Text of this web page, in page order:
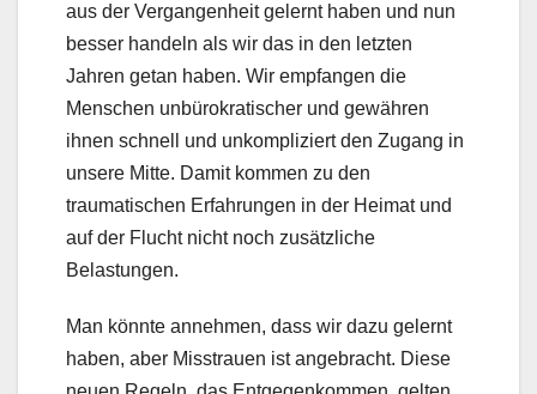
aus der Vergangenheit gelernt haben und nun
besser handeln als wir das in den letzten
Jahren getan haben. Wir empfangen die
Menschen unbürokratischer und gewähren
ihnen schnell und unkompliziert den Zugang in
unsere Mitte. Damit kommen zu den
traumatischen Erfahrungen in der Heimat und
auf der Flucht nicht noch zusätzliche
Belastungen.
Man könnte annehmen, dass wir dazu gelernt
haben, aber Misstrauen ist angebracht. Diese